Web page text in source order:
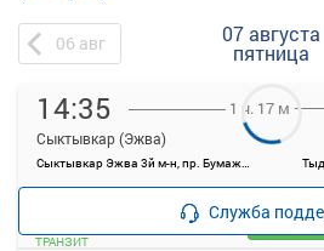
06 авг 07 августа
пятница
14:35
Сыктывкар (Эжва)
Сыктывкар Эжва 3й м-н, пр. Бумажников
1 ч. 17 м
—
ТРАНЗИТ
Служба